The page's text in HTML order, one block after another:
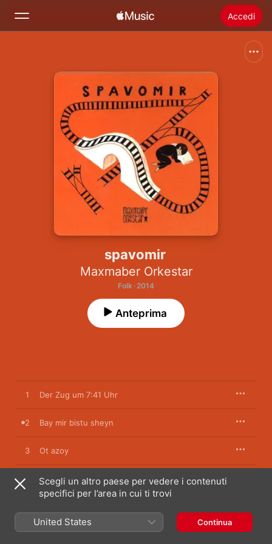
Accedi
Installare Apple Music
spavomir
Maxmaber Orkestar
Folk · 2014
Anteprima
1 Der Zug um 7:41 Uhr
2 Bay mir bistu sheyn
3 Ot azoy
4 Sardoni in savor
6 Skitnica
Scegli un altro paese per vedere i contenuti
specifici per l’area in cui ti trovi
United States Continua